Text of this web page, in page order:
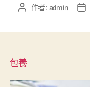
文 作者: admin
文
包養